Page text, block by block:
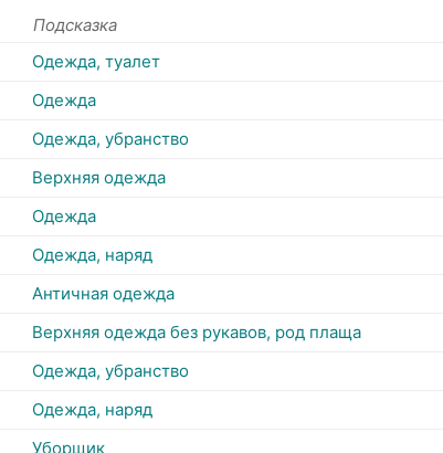
Подсказка
Одежда, туалет
Одежда
Одежда, убранство
Верхняя одежда
Одежда
Одежда, наряд
Античная одежда
Верхняя одежда без рукавов, род плаща
Одежда, убранство
Одежда, наряд
Уборщик